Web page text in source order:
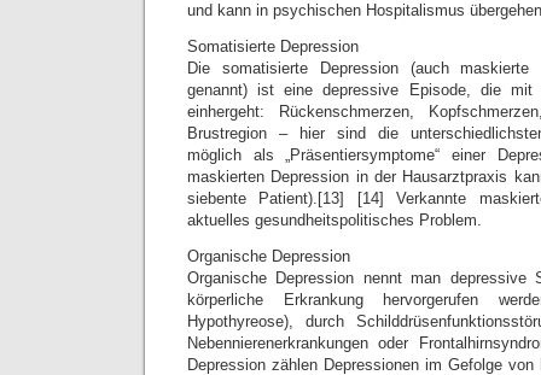
und kann in psychischen Hospitalismus
Somatisierte Depression
Die somatisierte Depression (auch maskierte
genannt) ist eine depressive Episode, die mit
einhergeht: Rückenschmerzen,
Brustregion – hier sind die
möglich als „Präsentiersymptome“ einer
maskierten Depression in der Hausarztpraxis
siebente Patient).[13] [14] Verkannte
aktuelles gesundheitspolitisches Problem.
Organische Depression
Organische Depression nennt man depressive
körperliche Erkrankung hervorgerufen
Hypothyreose), durch
Nebennierenerkrankungen oder
Depression zählen Depressionen im Gefolge von